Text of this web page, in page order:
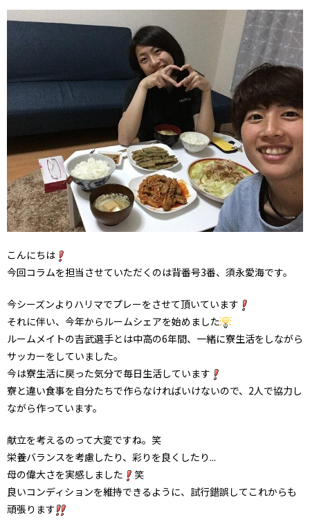
こんにちは
今回コラムを担当させていただくのは背番号3番、須永愛海です。
今シーズンよりハリマでプレーをさせて頂いています
それに伴い、今年からルームシェアを始めました
ルームメイトの吉武選手とは中高の6年間、一緒に寮生活をしながら
サッカーをしていました。
今は寮生活に戻った気分で毎日生活しています
寮と違い食事を自分たちで作らなければいけないので、2人で協力し
ながら作っています。
献立を考えるのって大変ですね。笑
栄養バランスを考慮したり、彩りを良くしたり...
母の偉大さを実感しました
笑
良いコンディションを維持できるように、試行錯誤してこれからも
頑張ります